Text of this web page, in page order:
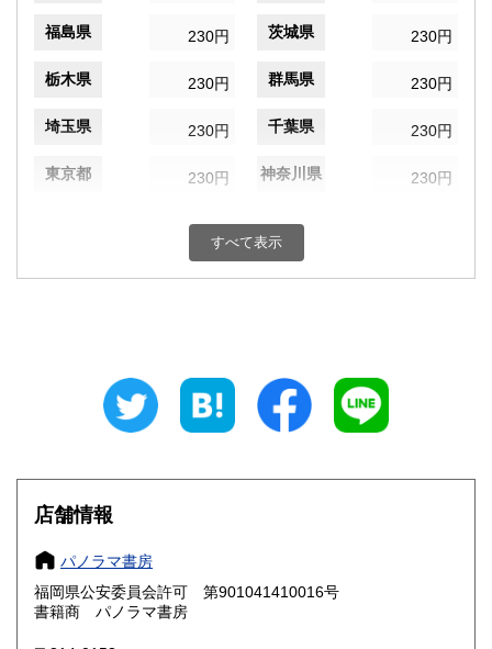
福島県 230円 茨城県 230円
栃木県 230円 群馬県 230円
埼玉県 230円 千葉県 230円
東京都 230円 神奈川県 230円
230円 富山県
230円 三重県
大阪府
奈良県
鳥取県 230円 島根県
すべて表示
店舗情報
パノラマ書房
福岡県公安委員会許可 第901041410016号
書籍商 パノラマ書房